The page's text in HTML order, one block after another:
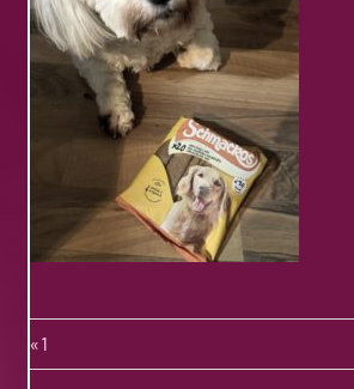
Beitragsnavigation
Vorheriger
Beitrag:
1